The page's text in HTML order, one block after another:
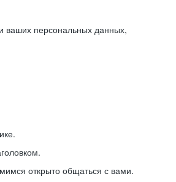
ваших персональных данных,
открыто общаться с вами.